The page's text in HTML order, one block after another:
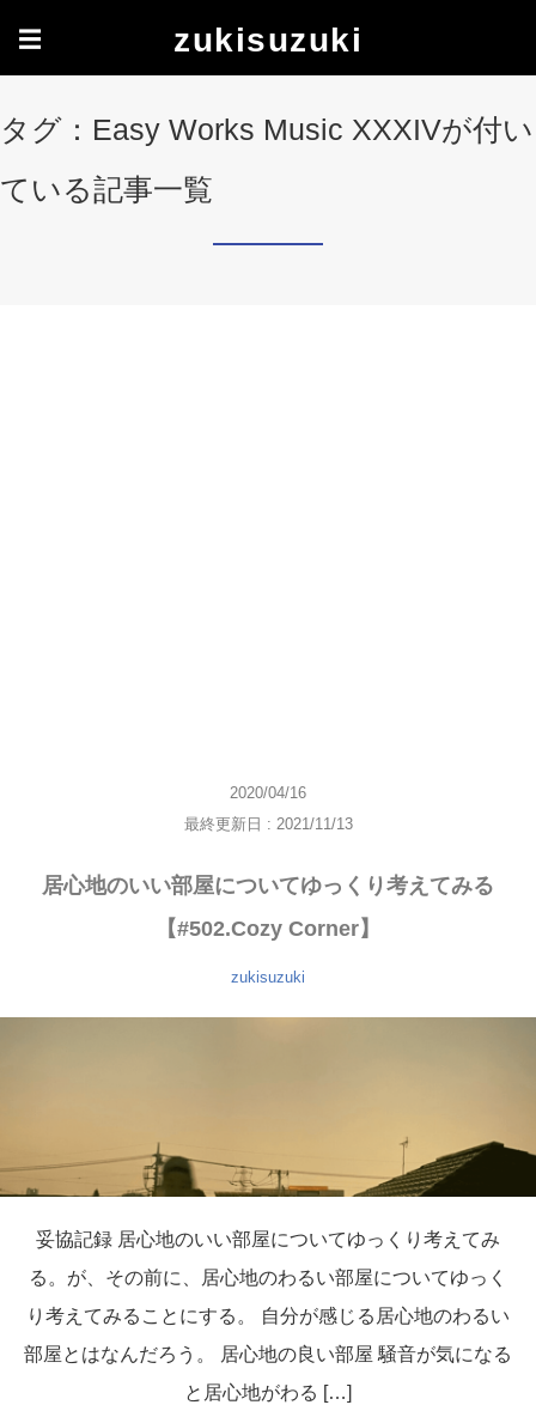
☰ zukisuzuki
タグ：Easy Works Music XXXIVが付い
ている記事一覧
2020/04/16
最終更新日 : 2021/11/13
居心地のいい部屋についてゆっくり考えてみる
【#502.Cozy Corner】
zukisuzuki
妥協記録 居心地のいい部屋についてゆっくり考えてみ
る。が、その前に、居心地のわるい部屋についてゆっく
り考えてみることにする。 自分が感じる居心地のわるい
部屋とはなんだろう。 居心地の良い部屋 騒音が気になる
と居心地がわる […]